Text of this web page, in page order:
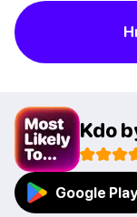
Kdo
Google Play